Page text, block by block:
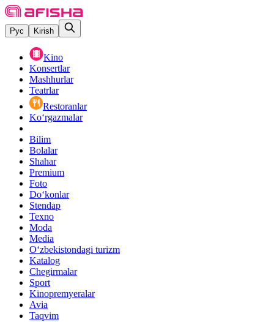
Рус Kirish
Kino
Konsertlar
Mashhurlar
Teatrlar
Restoranlar
Ko‘rgazmalar
Bilim
Bolalar
Shahar
Premium
Foto
Do‘konlar
Stendap
Texno
Moda
Media
O‘zbekistondagi turizm
Katalog
Chegirmalar
Sport
Kinopremyeralar
Avia
Taqvim